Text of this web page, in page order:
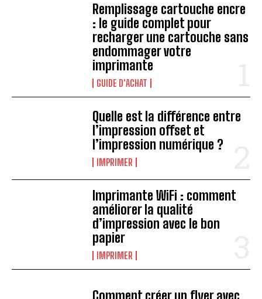
Remplissage cartouche encre
: le guide complet pour
recharger une cartouche sans
endommager votre
imprimante
GUIDE D'ACHAT
Quelle est la différence entre
l’impression offset et
l’impression numérique ?
IMPRIMER
Imprimante WiFi : comment
améliorer la qualité
d’impression avec le bon
papier
IMPRIMER
Comment créer un flyer avec